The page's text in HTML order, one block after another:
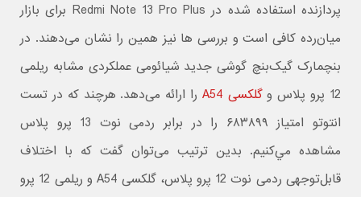
پردازنده استفاده شده در Redmi Note 13 Pro Plus برای بازار
میان‌رده کافی است و بررسی ها نیز همین را نشان می‌دهند. در
بنچمارک گیک‌بنچ گوشی جدید شیائومی عملکردی مشابه ریلمی
12 پرو پلاس و
گلکسی A54
را ارائه می‌دهد. هرچند که در تست
انتوتو امتیاز ۶۸۳۸۹۹ را در برابر ردمی نوت 13 پرو پلاس
مشاهده مي‌کنیم. بدین ترتیب می‌توان گفت که با اختلاف
قابل‌توجهی ردمی نوت 12 پرو پلاس، گلکسی A54 و ریلمی 12 پرو